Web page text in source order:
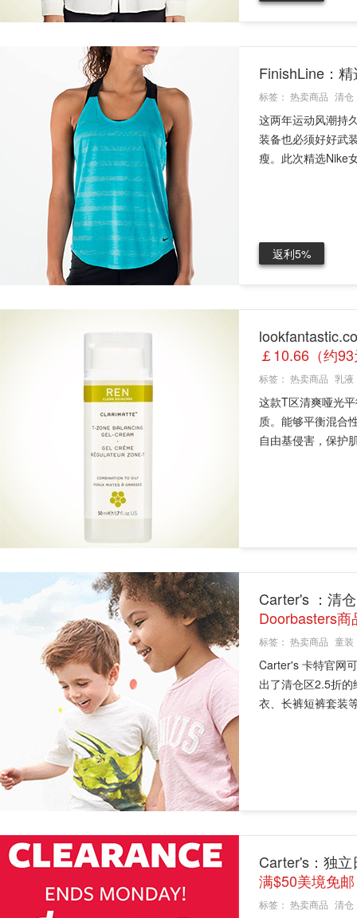
FinishLine：
标签： 热卖商品 清仓
这两年运动风潮持
装备也必须好好武
瘦。此次精选Nike
返利5%
￡10.66（约
标签： 热卖商品 乳液
这款T区清爽哑光
质。能够平衡混合
自由基侵害，保护
Carter's ：清
Doorbasters商
标签： 热卖商品 童装
Carter's 卡特官网
出了清仓区2.5折
衣、长裤短裤套装
Carter's：独
满$50美境免邮
标签： 热卖商品 清仓